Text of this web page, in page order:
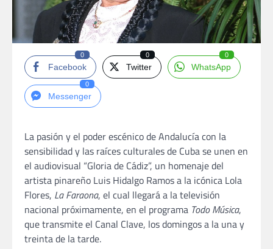
Facebook
0
Twitter
0
WhatsApp
0
Messenger
0
La pasión y el poder escénico de Andalucía con la
sensibilidad y las raíces culturales de Cuba se unen en
el audiovisual “Gloria de Cádiz”, un homenaje del
artista pinareño Luis Hidalgo Ramos a la icónica Lola
Flores, La Faraona, el cual llegará a la televisión
nacional próximamente, en el programa Todo Música,
que transmite el Canal Clave, los domingos a la una y
treinta de la tarde.